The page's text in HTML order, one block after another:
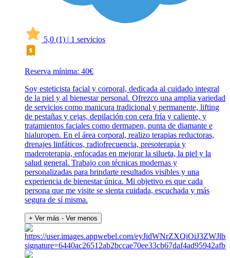
5,0 (1) | 1 servicios
Reserva mínima: 40€
Soy esteticista facial y corporal, dedicada al cuidado integral
de la piel y al bienestar personal. Ofrezco una amplia variedad
de servicios como manicura tradicional y permanente, lifting
de pestañas y cejas, depilación con cera fría y caliente, y
tratamientos faciales como dermapen, punta de diamante e
hialuropen. En el área corporal, realizo terapias reductoras,
drenajes linfáticos, radiofrecuencia, presoterapia y
maderoterapia, enfocadas en mejorar la silueta, la piel y la
salud general. Trabajo con técnicas modernas y
personalizadas para brindarte resultados visibles y una
experiencia de bienestar única. Mi objetivo es que cada
persona que me visite se sienta cuidada, escuchada y más
segura de sí misma.
+ Ver más - Ver menos